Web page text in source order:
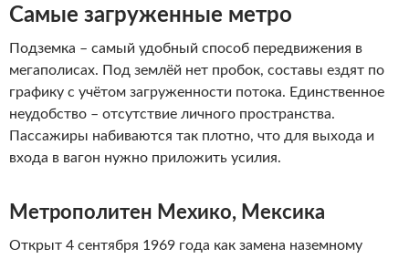
Самые загруженные метро
Подземка – самый удобный способ передвижения в
мегаполисах. Под землёй нет пробок, составы ездят по
графику с учётом загруженности потока. Единственное
неудобство – отсутствие личного пространства.
Пассажиры набиваются так плотно, что для выхода и
входа в вагон нужно приложить усилия.
Метрополитен Мехико, Мексика
Открыт 4 сентября 1969 года как замена наземному